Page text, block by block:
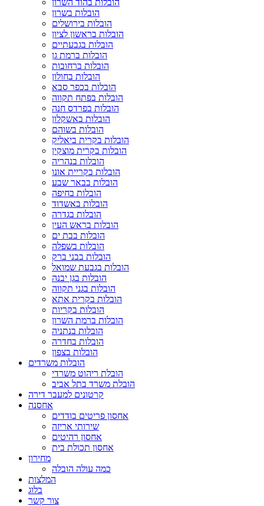
הובלות בהוד השרון
הובלות בשרון
הובלות בירושלים
הובלות בראשון לציון
הובלות בגבעתיים
הובלות ברמת גן
הובלות ברחובות
הובלות בחולון
הובלות בכפר סבא
הובלות בפתח תקווה
הובלות בפרדס חנה
הובלות באשקלון
הובלות בשוהם
הובלות בקרית ביאליק
הובלות בקרית מוצקין
הובלות בנהריה
הובלות בקריית אונו
הובלות בבאר שבע
הובלות בחיפה
הובלות באשדוד
הובלות בגדרה
הובלות בראש העין
הובלות בבת ים
הובלות בשפלה
הובלות בבני ברק
הובלות בגבעת שמואל
הובלות בגן יבנה
הובלות בגני תקווה
הובלות בקרית אתא
הובלות בקריות
הובלות ברמת השרון
הובלות בנתניה
הובלות בחדרה
הובלות בצפון
הובלות משרדים
הובלת ריהוט משרדי
הובלת משרד בתל אביב
קרטונים למעבר דירה
אחסנה
אחסון פריטים בודדים
שירותי אריזה
אחסון רהיטים
אחסון תכולת בית
מחירון
כמה עולה הובלה
המלצות
בלוג
צור קשר